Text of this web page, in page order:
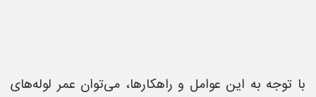
با توجه به این عوامل و راهکارها، می‌توان عمر لوله‌های